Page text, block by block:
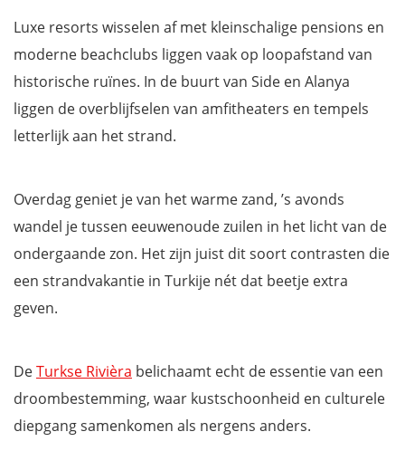
Luxe resorts wisselen af met kleinschalige pensions en
moderne beachclubs liggen vaak op loopafstand van
historische ruïnes. In de buurt van Side en Alanya
liggen de overblijfselen van amfitheaters en tempels
letterlijk aan het strand.
Overdag geniet je van het warme zand, ’s avonds
wandel je tussen eeuwenoude zuilen in het licht van de
ondergaande zon. Het zijn juist dit soort contrasten die
een strandvakantie in Turkije nét dat beetje extra
geven.
DeTurkse Rivièra belichaamt echt de essentie van een
droombestemming, waar kustschoonheid en culturele
diepgang samenkomen als nergens anders.